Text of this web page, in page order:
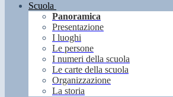
Scuola
Panoramica
Presentazione
I luoghi
Le persone
I numeri della scuola
Le carte della scuola
Organizzazione
La storia